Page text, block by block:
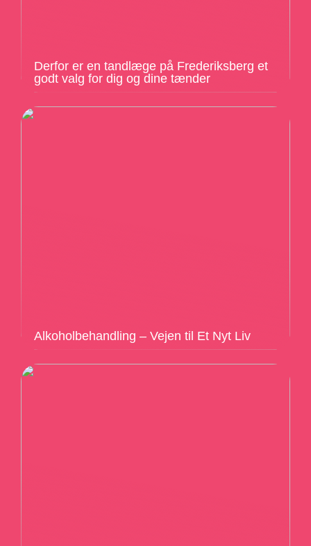
Derfor er en tandlæge på Frederiksberg et
godt valg for dig og dine tænder
Alkoholbehandling – Vejen til Et Nyt Liv